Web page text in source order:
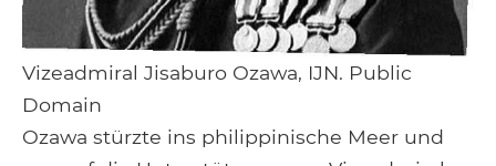
Vizeadmiral Jisaburo Ozawa, IJN. Public
Domain
Ozawa stürzte ins philippinische Meer und